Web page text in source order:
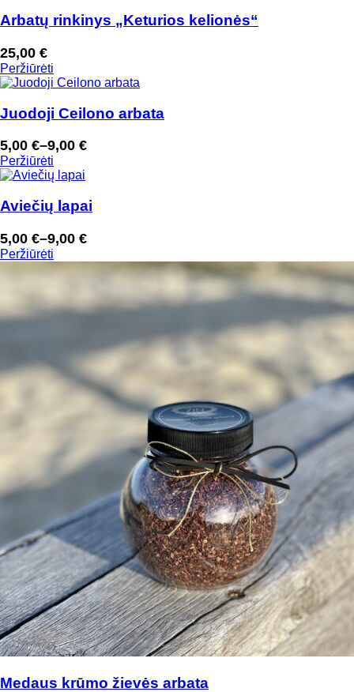
Arbatų rinkinys „Keturios kelionės“
25,00 €
Peržiūrėti
Juodoji Ceilono arbata
5,00 €–9,00 €
Price
range:
through
Peržiūrėti
Aviečių lapai
5,00 €–9,00 €
Price
range:
5,00 €
through
9,00 €
Peržiūrėti
Medaus krūmo žievės arbata